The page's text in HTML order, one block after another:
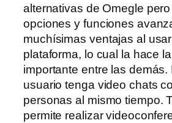
alternativas de Omegle
opciones y funciones
muchísimas ventajas al
plataforma, lo cual la hace
importante entre las demás.
usuario tenga video chats
personas al mismo tiempo.
permite realizar